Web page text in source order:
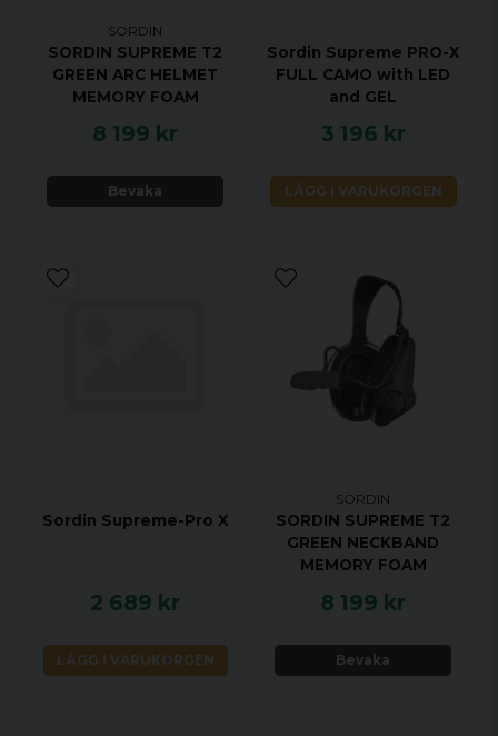
SORDIN
SORDIN SUPREME T2
GREEN ARC HELMET
MEMORY FOAM
8 199 kr
Bevaka
Sordin Supreme PRO-X
FULL CAMO with LED
and GEL
3 196 kr
LÄGG I VARUKORGEN
Sordin Supreme-Pro X
2 689 kr
LÄGG I VARUKORGEN
SORDIN
SORDIN SUPREME T2
GREEN NECKBAND
MEMORY FOAM
8 199 kr
Bevaka
Storlek: Universell
Tillverkare: Sordin, Sverige